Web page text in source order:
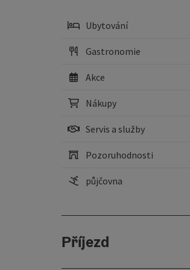
Ubytování
Gastronomie
Akce
Nákupy
Servis a služby
Pozoruhodnosti
půjčovna
Příjezd